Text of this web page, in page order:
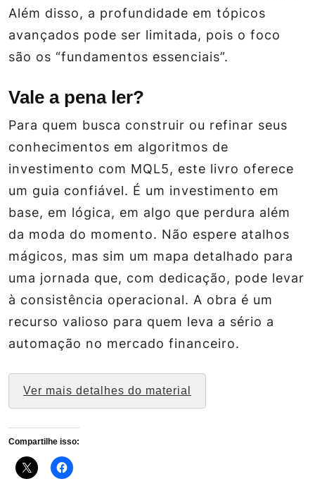
Além disso, a profundidade em tópicos
avançados pode ser limitada, pois o foco
são os “fundamentos essenciais”.
Vale a pena ler?
Para quem busca construir ou refinar seus
conhecimentos em algoritmos de
investimento com MQL5, este livro oferece
um guia confiável. É um investimento em
base, em lógica, em algo que perdura além
da moda do momento. Não espere atalhos
mágicos, mas sim um mapa detalhado para
uma jornada que, com dedicação, pode levar
à consistência operacional. A obra é um
recurso valioso para quem leva a sério a
automação no mercado financeiro.
Ver mais detalhes do material
Compartilhe isso: